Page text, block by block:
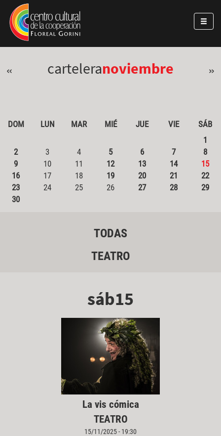
Pasar al contenido principal
Jump to main content
« carteleranoviembre »
DOM LUN MAR MIÉ JUE VIE
SÁB
1
2
3 4 5 6 7
8
9
10 11 12 13 14
15
16
17 18 19 20 21
22
23
24 25 26 27 28
29
30
TODAS
TEATRO
sáb15
La vis cómica
TEATRO
15/11/2025 - 19:30